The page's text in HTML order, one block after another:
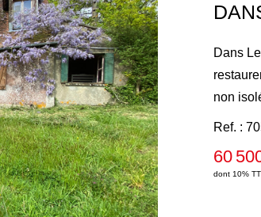
Dans
restaurer Maison de campagne 61 m² habitables au
non
bois,
Ref. :
60
dont 10%